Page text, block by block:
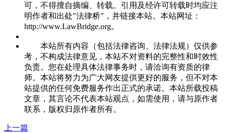
可，不得擅自摘编、转载。引用及经许可转载时均应注
明作者和出处"法律桥"，并链接本站。本站网址：
http://www.LawBridge.org。
本站所有内容（包括法律咨询、法律法规）仅供参
考，不构成法律意见，本站不对资料的完整性和时效性
负责。您在处理具体法律事务时，请洽询有资质的律
师。本站将努力为广大网友提供更好的服务，但不对本
站提供的任何免费服务作出正式的承诺。本站所载投稿
文章，其言论不代表本站观点，如需使用，请与原作者
联系，版权归原作者所有。
上一篇